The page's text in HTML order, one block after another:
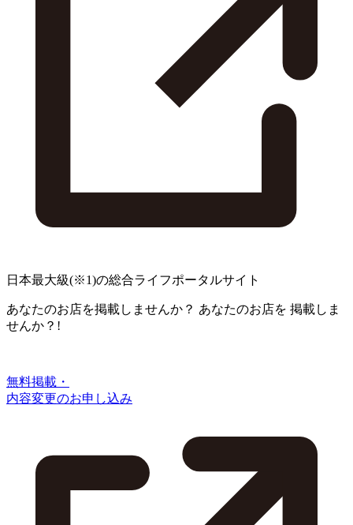
日本最大級(※1)の総合ライフポータルサイト
あなたのお店を掲載しませんか？ あなたのお店を 掲載しま
せんか？!
無料掲載・
内容変更のお申し込み